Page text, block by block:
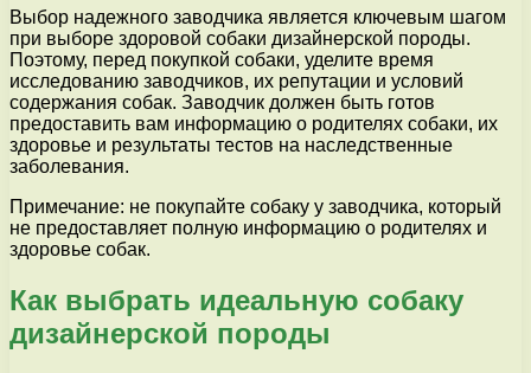
Выбор надежного заводчика является ключевым шагом
при выборе здоровой собаки дизайнерской породы.
Поэтому, перед покупкой собаки, уделите время
исследованию заводчиков, их репутации и условий
содержания собак. Заводчик должен быть готов
предоставить вам информацию о родителях собаки, их
здоровье и результаты тестов на наследственные
заболевания.
Примечание: не покупайте собаку у заводчика, который
не предоставляет полную информацию о родителях и
здоровье собак.
Как выбрать идеальную собаку
дизайнерской породы